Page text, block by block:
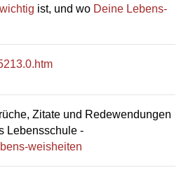
ist, und wo Deine Lebens-
Zitate und Redewendungen
Lebensschule -
weisheiten